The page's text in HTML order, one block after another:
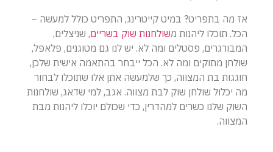
אז מה בתפריט? במיט קייטרינג, התפריט כולל למעשה –
הכל. תוכלו ליהנות משולחנות שוק בשריים, שניצלים,
המבורגרים, פסטלים ומה לא. יש לנו גם מטוגנים, פלאפל,
שולחן מתוקים ומה לא. הכל ייבחר בהתאמה אישית שלכן,
חוגגות בת המצווה, כך שלמעשה אתן אלו שתוכלו לבחור
מה יכלול שולחן שוק לבת מצווה. אגב, למי שדאג, שולחנות
השוק שלנו כשרים למהדרין, כדי שכולם יוכלו ליהנות מבת
המצווה.